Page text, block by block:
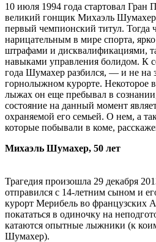
10 июля 1994 года стартовал Гран
великий гонщик Михаэль Шумахер
первый чемпионский титул. Тогда
нарицательным в мире спорта,
штрафами и дисквалификациями,
навыками управления болидом. К
года Шумахер разбился, — и не на
горнолыжном курорте. Некоторое
лыжах он еще пребывал в
состояние на данный момент
охраняемой его семьей. О нем, а
которые побывали в коме,
Михаэль Шумахер, 50 лет
Трагедия произошла 29 декабря
отправился с 14-летним сыном и
курорт Мерибель во французских
покататься в одиночку на
катаются опытные лыжники (к
Шумахер).